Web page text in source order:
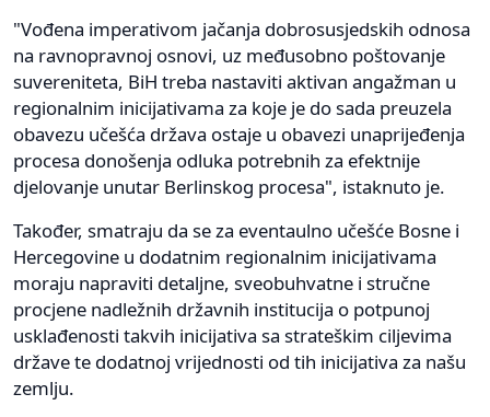
"Vođena imperativom jačanja dobrosusjedskih odnosa
na ravnopravnoj osnovi, uz međusobno poštovanje
suvereniteta, BiH treba nastaviti aktivan angažman u
regionalnim inicijativama za koje je do sada preuzela
obavezu učešća država ostaje u obavezi unaprijeđenja
procesa donošenja odluka potrebnih za efektnije
djelovanje unutar Berlinskog procesa", istaknuto je.
Također, smatraju da se za eventaulno učešće Bosne i
Hercegovine u dodatnim regionalnim inicijativama
moraju napraviti detaljne, sveobuhvatne i stručne
procjene nadležnih državnih institucija o potpunoj
usklađenosti takvih inicijativa sa strateškim ciljevima
države te dodatnoj vrijednosti od tih inicijativa za našu
zemlju.